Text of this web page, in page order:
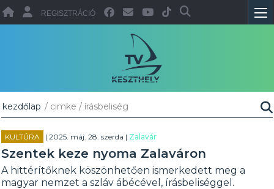
REGISZTRÁCIÓ
kezdőlap / cimke / írásbeliség
KULTÚRA | 2025. máj. 28. szerda | Zalavár
Szentek keze nyoma Zalaváron
A hittérítőknek köszönhetően ismerkedett meg a
magyar nemzet a szláv ábécével, írásbeliséggel.